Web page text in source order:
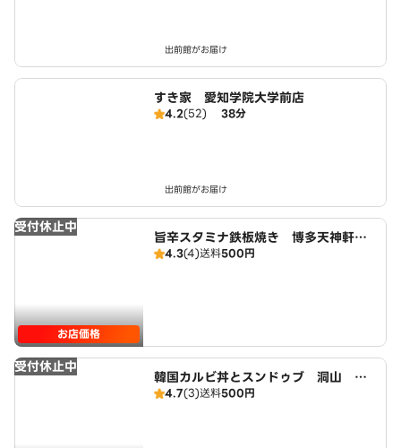
出前館がお届け
すき家 愛知学院大学前店
4.2(52) 38分
出前館がお届け
受付休止中
お店価格
旨辛スタミナ鉄板焼き 博多天神軒
藤が丘店 広域店
4.3(4)送料500円
受付休止中
韓国カルビ丼とスンドゥブ 洞山 藤
が丘店 広域店
4.7(3)送料500円